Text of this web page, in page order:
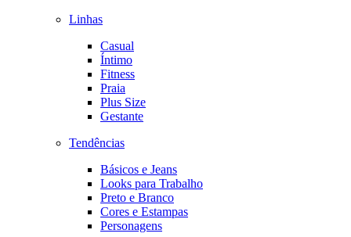
Linhas
Casual
Íntimo
Fitness
Praia
Plus Size
Gestante
Tendências
Básicos e Jeans
Looks para Trabalho
Preto e Branco
Cores e Estampas
Personagens